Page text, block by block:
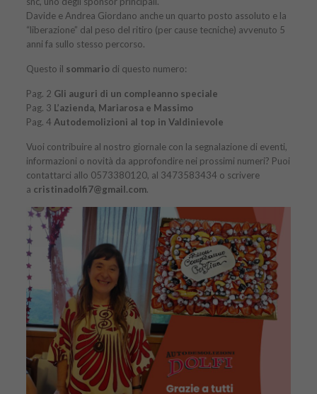
Davide e Andrea Giordano anche un quarto posto assoluto e la
“liberazione” dal peso del ritiro (per cause tecniche) avvenuto 5
anni fa sullo stesso percorso.
Questo il sommario di questo numero:
Pag. 2 Gli auguri di un compleanno speciale
Pag. 3 L’azienda, Mariarosa e Massimo
Pag. 4 Autodemolizioni al top in Valdinievole
Vuoi contribuire al nostro giornale con la segnalazione di eventi,
informazioni o novità da approfondire nei prossimi numeri? Puoi
contattarci allo 0573380120, al 3473583434 o scrivere
a cristinadolfi7@gmail.com.